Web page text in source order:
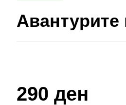
290 ден